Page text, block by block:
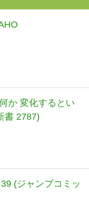
か 変化するとい
書 2787)
(ジャンプコミッ